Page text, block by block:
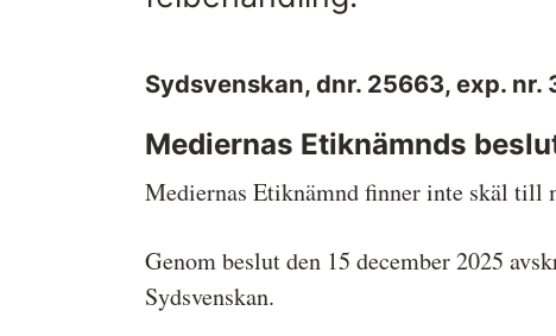
Instruktion för Allmänhetens
Sydsvenskan, dnr. 25663, exp. nr.
Mediernas Etiknämnds
Mediernas Etiknämnd finner inte skäl till
Genom beslut den 15 december 2025
Sydsvenskan.